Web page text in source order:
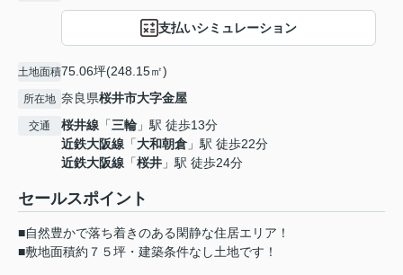
支払いシミュレーション
土地面積75.06坪(248.15㎡)
所在地 奈良県桜井市大字金屋
交通 桜井線 「三輪 」駅 徒歩13分
近鉄大阪線 「大和朝倉 」駅 徒歩22分
近鉄大阪線 「桜井 」駅 徒歩24分
セールスポイント
■自然豊かで落ち着きのある閑静な住居エリア！
■敷地面積約７５坪・建築条件なし土地です！